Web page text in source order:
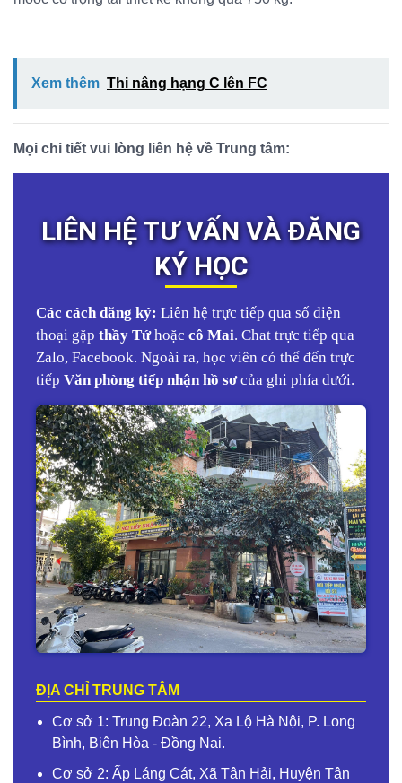
Xem thêm Thi nâng hạng C lên FC
Mọi chi tiết vui lòng liên hệ về Trung tâm:
LIÊN HỆ TƯ VẤN VÀ ĐĂNG
KÝ HỌC
Các cách đăng ký: Liên hệ trực tiếp qua số điện
thoại gặp thầy Tứhoặc cô Mai. Chat trực tiếp qua
Zalo, Facebook. Ngoài ra, học viên có thể đến trực
tiếp Văn phòng tiếp nhận hồ sơcủa ghi phía dưới.
ĐỊA CHỈ TRUNG TÂM
Cơ sở 1: Trung Đoàn 22, Xa Lộ Hà Nội, P. Long
Bình, Biên Hòa - Đồng Nai.
Cơ sở 2: Ấp Láng Cát, Xã Tân Hải, Huyện Tân